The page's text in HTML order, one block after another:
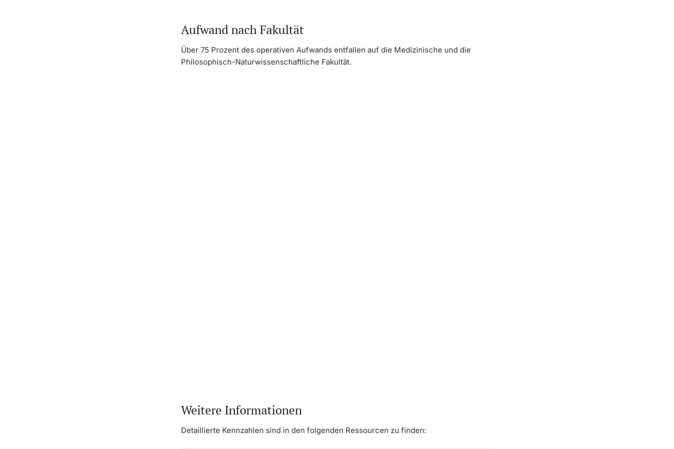
Aufwand nach Fakultät
Über 75 Prozent des operativen Aufwands entfallen auf die Medizinische und die
Philosophisch-Naturwissenschaftliche Fakultät.
Weitere Informationen
Detaillierte Kennzahlen sind in den folgenden Ressourcen zu finden: